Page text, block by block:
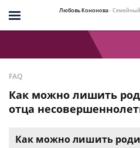
Любовь Кононова- Семейный
FAQ
Как можно лишить
отца
Как можно лишить